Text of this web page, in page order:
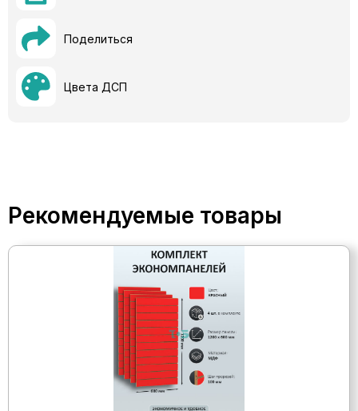
Поделиться
Цвета ДСП
Рекомендуемые товары